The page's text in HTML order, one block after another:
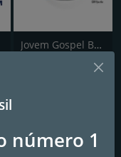
Jovem Gospel Brasil
número 1